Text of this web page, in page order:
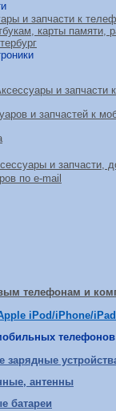
телефонам и
iPod/iPhone/iPad
антенны
батареи